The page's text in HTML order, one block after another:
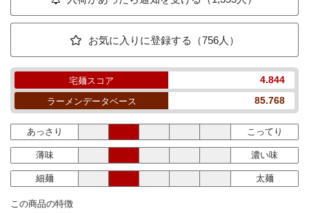
お気に入りに登録する（756人）
宅麺スコア 4.844
ラーメンデータベース 85.768
あっさり こってり
薄味 濃い味
細麺 太麺
この商品の特徴